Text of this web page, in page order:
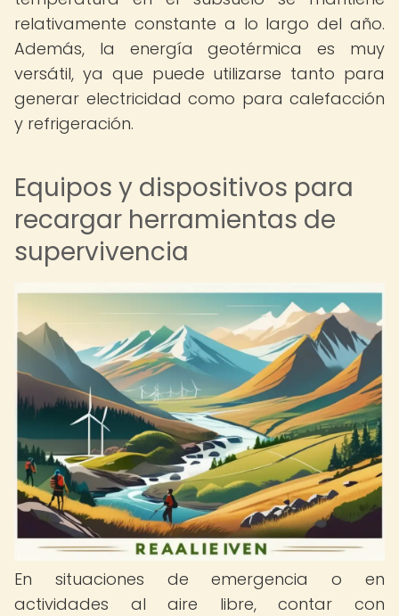
relativamente constante a lo largo del año.
Además, la energía geotérmica es muy
versátil, ya que puede utilizarse tanto para
generar electricidad como para calefacción
y refrigeración.
Equipos y dispositivos para
recargar herramientas de
supervivencia
En situaciones de emergencia o en
actividades al aire libre, contar con